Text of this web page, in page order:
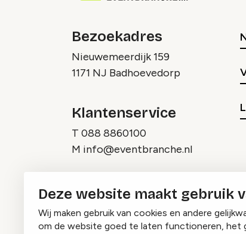
Deze website maakt gebruik
Wij maken gebruik van cookies en andere
om de website goed te laten functioneren, het
Bezoekadres
Nieuwemeerdijk 159
1171 NJ Badhoevedorp
Klantenservice
T 088 8860100
M info@eventbranche.nl